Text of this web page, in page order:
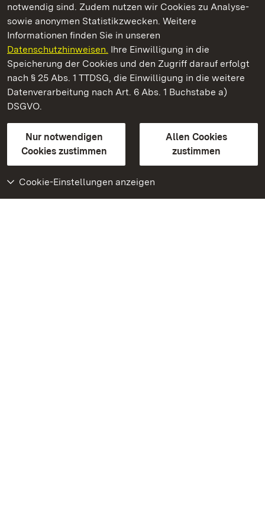
notwendig sind. Zudem nutzen wir Cookies zu Analyse-
sowie anonymen Statistikzwecken. Weitere
Informationen finden Sie in unseren
Datenschutzhinweisen. Ihre Einwilligung in die
Speicherung der Cookies und den Zugriff darauf erfolgt
nach § 25 Abs. 1 TTDSG, die Einwilligung in die weitere
Datenverarbeitung nach Art. 6 Abs. 1 Buchstabe a)
DSGVO.
Nur notwendigen
Cookies zustimmen
Allen Cookies
zustimmen
Cookie-Einstellungen anzeigen
Staatliche Schlösser und Gärten Baden‑Württemberg
Staatliche Schlösser und Gärten Baden-Württemberg
Kontakt
GebärdenspracheLeichte Sprache
Erklärung zur Barrierefreiheit
BITV-konform (geprüfte Seiten)
Weiteres